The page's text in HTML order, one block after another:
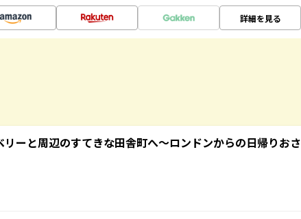
詳細を見る
ーと周辺のすてきな田舎町へ～ロンドンからの日帰りおさ